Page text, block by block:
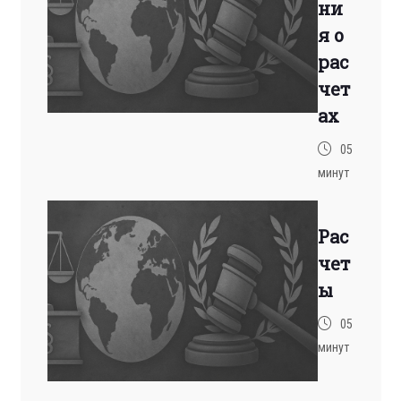
ни
я о
рас
чет
ах
05
минут
Рас
чет
ы
05
минут